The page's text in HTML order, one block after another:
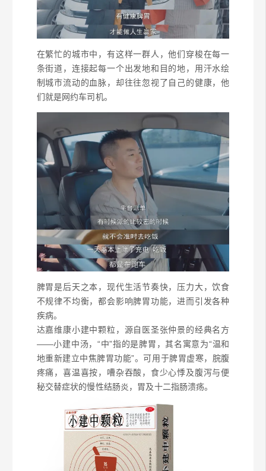
在繁忙的城市中，有这样一群人，他们穿梭在每一
条街道，连接起每一个出发地和目的地，用汗水绘
制城市流动的血脉，却往往忽视了自己的健康，他
们就是网约车司机。
脾胃是后天之本，现代生活节奏快，压力大，饮食
不规律不均衡，都会影响脾胃功能，进而引发各种
疾病。
达嘉维康小建中颗粒，源自医圣张仲景的经典名方
——小建中汤，“中”指的是脾胃，其名寓意为“温和
地重新建立中焦脾胃功能”。可用于脾胃虚寒，脘腹
疼痛，喜温喜按，嘈杂吞酸，食少心悸及腹泻与便
秘交替症状的慢性结肠炎，胃及十二指肠溃疡。